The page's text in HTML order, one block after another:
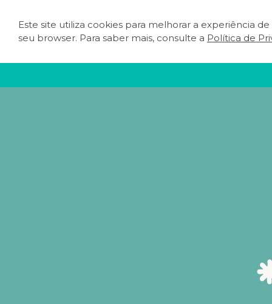
Este site utiliza cookies para melhorar a experiência
seu browser. Para saber mais, consulte a Política de
O QUE FAZER